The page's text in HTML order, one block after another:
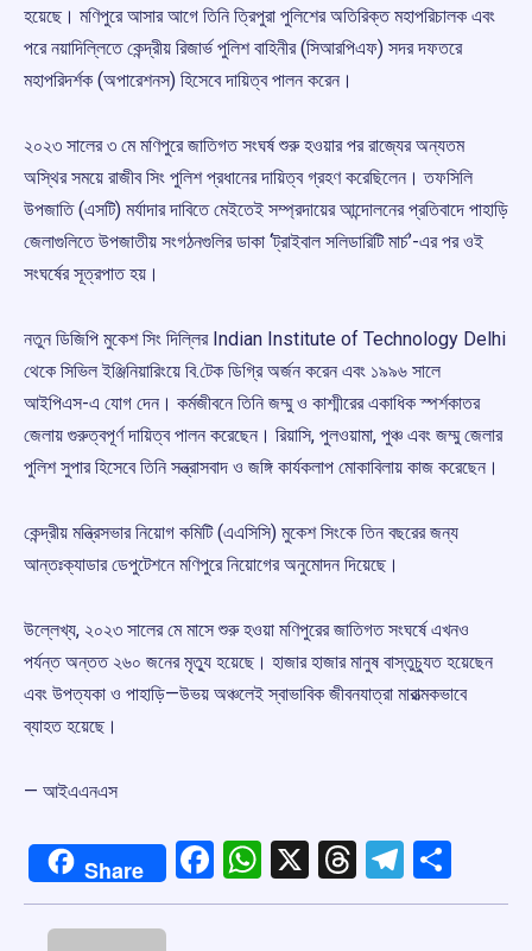
হয়েছে। মণিপুরে আসার আগে তিনি ত্রিপুরা পুলিশের অতিরিক্ত মহাপরিচালক এবং
পরে নয়াদিল্লিতে কেন্দ্রীয় রিজার্ভ পুলিশ বাহিনীর (সিআরপিএফ) সদর দফতরে
মহাপরিদর্শক (অপারেশনস) হিসেবে দায়িত্ব পালন করেন।
২০২৩ সালের ৩ মে মণিপুরে জাতিগত সংঘর্ষ শুরু হওয়ার পর রাজ্যের অন্যতম
অস্থির সময়ে রাজীব সিং পুলিশ প্রধানের দায়িত্ব গ্রহণ করেছিলেন। তফসিলি
উপজাতি (এসটি) মর্যাদার দাবিতে মেইতেই সম্প্রদায়ের আন্দোলনের প্রতিবাদে পাহাড়ি
জেলাগুলিতে উপজাতীয় সংগঠনগুলির ডাকা ‘ট্রাইবাল সলিডারিটি মার্চ’-এর পর ওই
সংঘর্ষের সূত্রপাত হয়।
নতুন ডিজিপি মুকেশ সিং দিল্লির Indian Institute of Technology Delhi
থেকে সিভিল ইঞ্জিনিয়ারিংয়ে বি.টেক ডিগ্রি অর্জন করেন এবং ১৯৯৬ সালে
আইপিএস-এ যোগ দেন। কর্মজীবনে তিনি জম্মু ও কাশ্মীরের একাধিক স্পর্শকাতর
জেলায় গুরুত্বপূর্ণ দায়িত্ব পালন করেছেন। রিয়াসি, পুলওয়ামা, পুঞ্চ এবং জম্মু জেলার
পুলিশ সুপার হিসেবে তিনি সন্ত্রাসবাদ ও জঙ্গি কার্যকলাপ মোকাবিলায় কাজ করেছেন।
কেন্দ্রীয় মন্ত্রিসভার নিয়োগ কমিটি (এএসিসি) মুকেশ সিংকে তিন বছরের জন্য
আন্তঃক্যাডার ডেপুটেশনে মণিপুরে নিয়োগের অনুমোদন দিয়েছে।
উল্লেখ্য, ২০২৩ সালের মে মাসে শুরু হওয়া মণিপুরের জাতিগত সংঘর্ষে এখনও
পর্যন্ত অন্তত ২৬০ জনের মৃত্যু হয়েছে। হাজার হাজার মানুষ বাস্তুচ্যুত হয়েছেন
এবং উপত্যকা ও পাহাড়ি—উভয় অঞ্চলেই স্বাভাবিক জীবনযাত্রা মারাত্মকভাবে
ব্যাহত হয়েছে।
— আইএএনএস
Share Facebook
WhatsApp
X Threads